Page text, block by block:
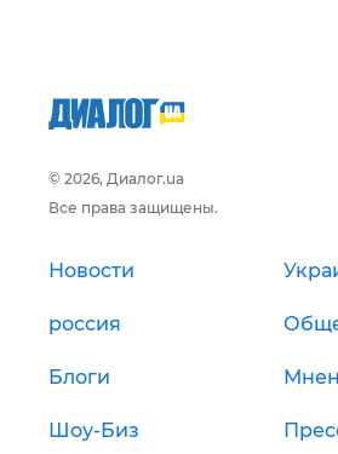
© 2026, Диалог.ua
Все права защищены.
Новости
россия
Блоги
Шоу-Биз